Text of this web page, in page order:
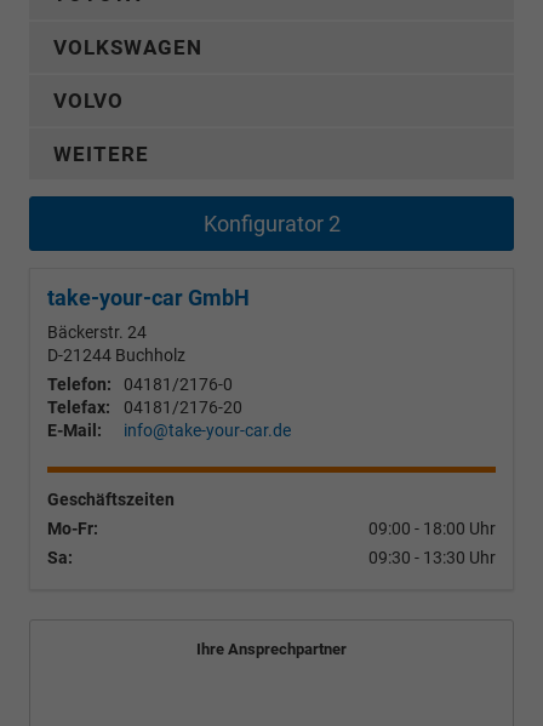
VOLKSWAGEN
VOLVO
WEITERE
Konfigurator 2
take-your-car GmbH
Bäckerstr. 24
D-21244 Buchholz
Telefon:
04181/2176-0
Telefax:
04181/2176-20
E-Mail:
info@take-your-car.de
Geschäftszeiten
Mo-Fr:
09:00 - 18:00 Uhr
Sa:
09:30 - 13:30 Uhr
Ihre Ansprechpartner